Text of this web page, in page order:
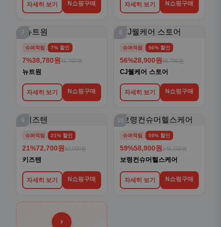
자세히 보기 N쇼핑구매 자세히 보기 N쇼핑구매
7
슈퍼적립 7% 할인
7%38,780원 41,700원
뉴트원
자세히 보기 N쇼핑구매
8
슈퍼적립 56% 할인
56%28,900원 65,700원
CJ웰케어 스토어
자세히 보기 N쇼핑구매
9
슈퍼적립 21% 할인
21%72,700원 92,000원
키즈텐
자세히 보기 N쇼핑구매
10
슈퍼적립 59% 할인
59%58,900원 145,100원
보령컨슈머헬스케어
자세히 보기 N쇼핑구매
›